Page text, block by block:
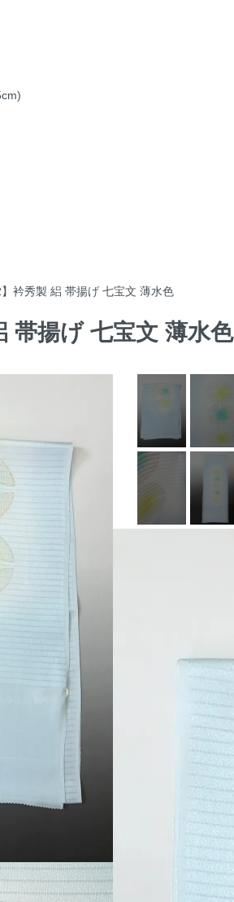
】衿秀製 絽 帯揚げ 七宝文 薄水色
帯揚げ 七宝文 薄水色